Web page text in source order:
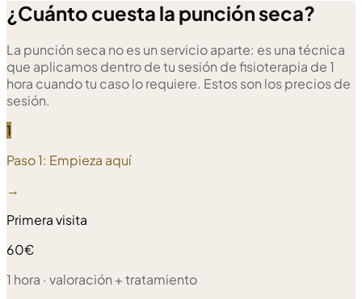
¿Cuánto cuesta la punción seca?
La punción seca no es un servicio aparte: es una técnica
que aplicamos dentro de tu sesión de fisioterapia de 1
hora cuando tu caso lo requiere. Estos son los precios de
sesión.
1
Paso 1: Empieza aquí
→
Primera visita
60€
1 hora · valoración + tratamiento